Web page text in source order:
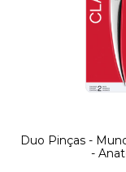
Duo Pinças -
-